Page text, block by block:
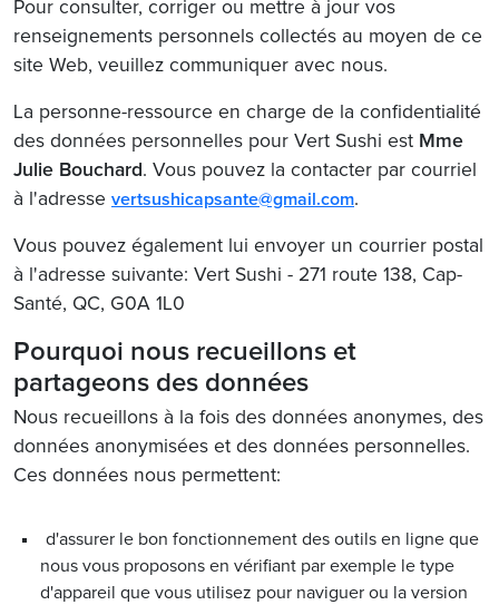
Pour consulter, corriger ou mettre à jour vos
renseignements personnels collectés au moyen de ce
site Web, veuillez communiquer avec nous.
La personne-ressource en charge de la confidentialité
des données personnelles pour Vert Sushi est Mme
Julie Bouchard. Vous pouvez la contacter par courriel
à l'adresse vertsushicapsante@gmail.com.
Vous pouvez également lui envoyer un courrier postal
à l'adresse suivante: Vert Sushi - 271 route 138, Cap-
Santé, QC, G0A 1L0
Pourquoi nous recueillons et
partageons des données
Nous recueillons à la fois des données anonymes, des
données anonymisées et des données personnelles.
Ces données nous permettent:
d'assurer le bon fonctionnement des outils en ligne que
nous vous proposons en vérifiant par exemple le type
d'appareil que vous utilisez pour naviguer ou la version